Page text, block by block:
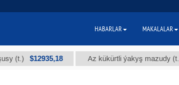
$12935,18 Az kükürtli ýakyş mazudy (t.) $300
HABARLAR MAKALALAR